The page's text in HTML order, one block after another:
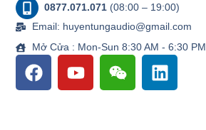
0877.071.071 (08:00 – 19:00)
Email: huyentungaudio@gmail.com
Mở Cửa : Mon-Sun 8:30 AM - 6:30 PM